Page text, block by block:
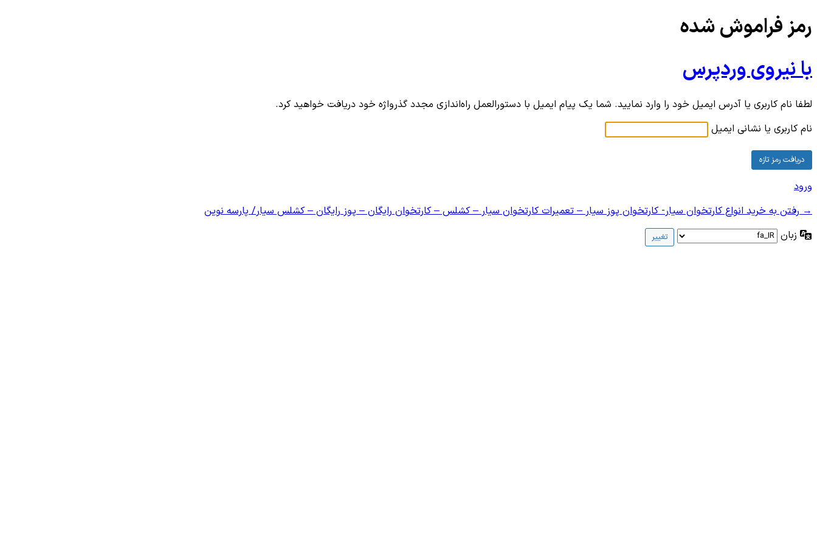
رمز فراموش شده
با نیروی وردپرس
لطفا نام کاربری یا آدرس ایمیل خود را وارد نمایید. شما یک پیام ایمیل با دستورالعمل راه‌اندازی مجدد گذرواژه خود دریافت خواهید کرد.
نام کاربری یا نشانی ایمیل
ورود
→ رفتن به خرید انواع کارتخوان سیار- کارتخوان پوز سیار – تعمیرات کارتخوان سیار – کشلس – کارتخوان رایگان – پوز رایگان – کشلس سیار/ پارسه نوین
زبان